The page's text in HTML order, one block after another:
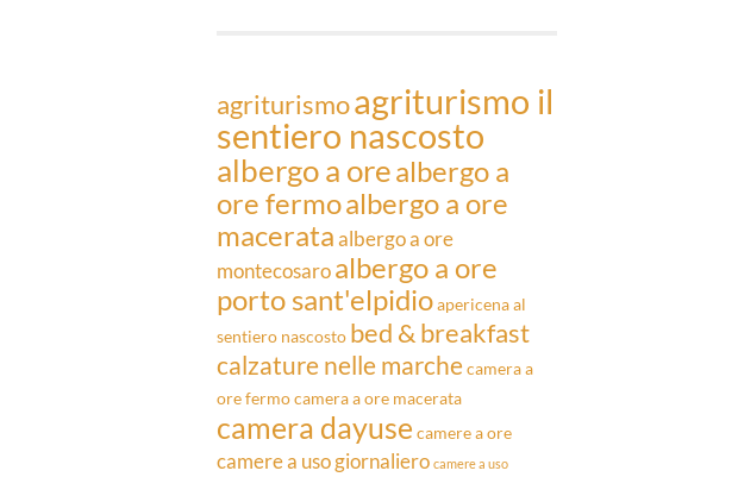
agriturismoagriturismo il
sentiero nascosto
albergo a orealbergo a
ore fermoalbergo a ore
macerataalbergo a ore
montecosaroalbergo a ore
porto sant'elpidioapericena al
sentiero nascosto bed & breakfast
calzature nelle marchecamera a
ore fermocamera a ore macerata
camera dayuse camere a ore
camere a uso giornaliero camere a uso